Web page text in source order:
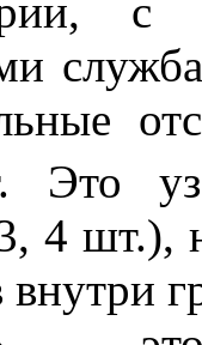
с
Это
4 шт.),